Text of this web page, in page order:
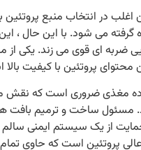
در انتخاب منبع پروتئین
گرفته می شود. با این حال ،
ضربه ای قوی می زند. یکی از
پروتئین با کیفیت
مغذی ضروری است که نقش
مسئول ساخت و ترمیم بافت ها
از یک سیستم ایمنی
پروتئین است که حاوی